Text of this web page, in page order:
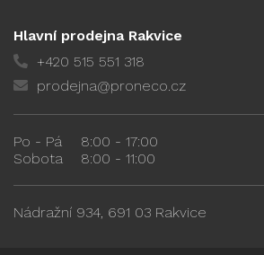
Hlavní prodejna Rakvice
+420 515 551 318
prodejna@proneco.cz
Po - Pá
8:00 - 17:00
Sobota
8:00 - 11:00
Nádražní 934, 691 03 Rakvice